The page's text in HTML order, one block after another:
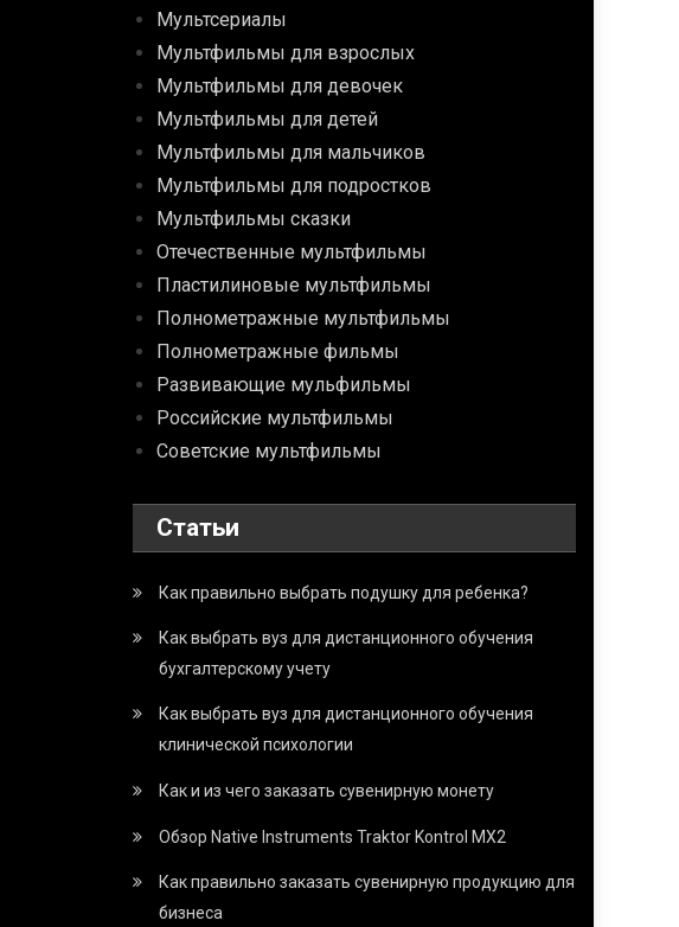
Мультсериалы
Мультфильмы для взрослых
Мультфильмы для девочек
Мультфильмы для детей
Мультфильмы для мальчиков
Мультфильмы для подростков
Мультфильмы сказки
Отечественные мультфильмы
Пластилиновые мультфильмы
Полнометражные мультфильмы
Полнометражные фильмы
Развивающие мульфильмы
Российские мультфильмы
Советские мультфильмы
Статьи
Как правильно выбрать подушку для ребенка?
Как выбрать вуз для дистанционного обучения
бухгалтерскому учету
Как выбрать вуз для дистанционного обучения
клинической психологии
Как и из чего заказать сувенирную монету
Обзор Native Instruments Traktor Kontrol MX2
Как правильно заказать сувенирную продукцию для
бизнеса